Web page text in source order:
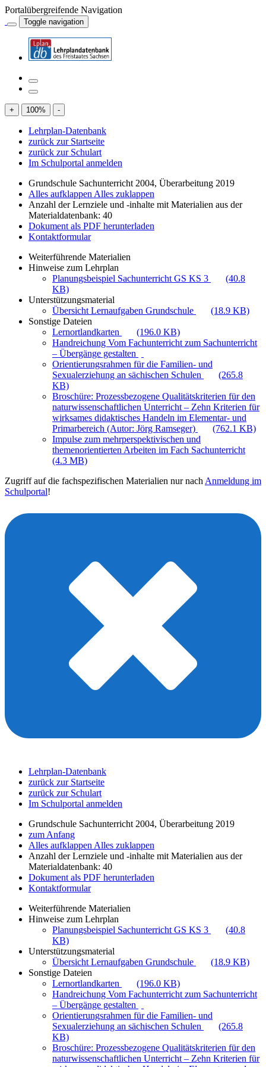
Portalübergreifende Navigation
Toggle navigation
+ 100% -
Lehrplan-Datenbank
zurück zur Startseite
zurück zur Schulart
Im Schulportal anmelden
Grundschule Sachunterricht 2004, Überarbeitung 2019
Alles aufklappen Alles zuklappen
Anzahl der Lernziele und -inhalte mit Materialien aus der
Materialdatenbank: 40
Dokument als PDF herunterladen
Kontaktformular
Weiterführende Materialien
Hinweise zum Lehrplan
Planungsbeispiel Sachunterricht GS KS 3
(40.8
KB)
Unterstützungsmaterial
Übersicht Lernaufgaben Grundschule
(18.9 KB)
Sonstige Dateien
Lernortlandkarten
(196.0 KB)
Handreichung Vom Fachunterricht zum Sachunterricht
– Übergänge gestalten
Orientierungsrahmen für die Familien- und
Sexualerziehung an sächischen Schulen
(265.8
KB)
Broschüre: Prozessbezogene Qualitätskriterien für den
naturwissenschaftlichen Unterricht – Zehn Kriterien für
wirksames didaktisches Handeln im Elementar- und
Primarbereich (Autor: Jörg Ramseger)
(762.1 KB)
Impulse zum mehrperspektivischen und
themenorientierten Arbeiten im Fach Sachunterricht
(4.3 MB)
Zugriff auf die fachspezifischen Materialien nur nach Anmeldung im
Schulportal!
Lehrplan-Datenbank
zurück zur Startseite
zurück zur Schulart
Im Schulportal anmelden
Grundschule Sachunterricht 2004, Überarbeitung 2019
zum Anfang
Alles aufklappen Alles zuklappen
Anzahl der Lernziele und -inhalte mit Materialien aus der
Materialdatenbank: 40
Dokument als PDF herunterladen
Kontaktformular
Weiterführende Materialien
Hinweise zum Lehrplan
Planungsbeispiel Sachunterricht GS KS 3
(40.8
KB)
Unterstützungsmaterial
Übersicht Lernaufgaben Grundschule
(18.9 KB)
Sonstige Dateien
Lernortlandkarten
(196.0 KB)
Handreichung Vom Fachunterricht zum Sachunterricht
– Übergänge gestalten
Orientierungsrahmen für die Familien- und
Sexualerziehung an sächischen Schulen
(265.8
KB)
Broschüre: Prozessbezogene Qualitätskriterien für den
naturwissenschaftlichen Unterricht – Zehn Kriterien für